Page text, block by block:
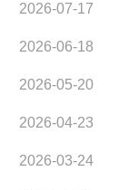
2026-07-17
2026-06-18
2026-05-20
2026-04-23
2026-03-24